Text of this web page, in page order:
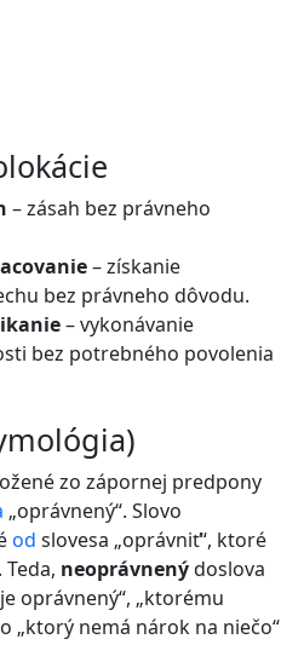
– zásah bez právneho
– získanie
bez právneho dôvodu.
– vykonávanie
bez potrebného povolenia
zo zápornej predpony
„oprávnený“. Slovo
od slovesa „oprávniť“, ktoré
Teda, neoprávnenýdoslova
oprávnený“, „ktorému
„ktorý nemá nárok na niečo“